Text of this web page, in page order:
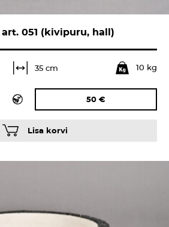
051 (kivipuru, hall)
35 cm 10 kg
50 €
Lisa korvi